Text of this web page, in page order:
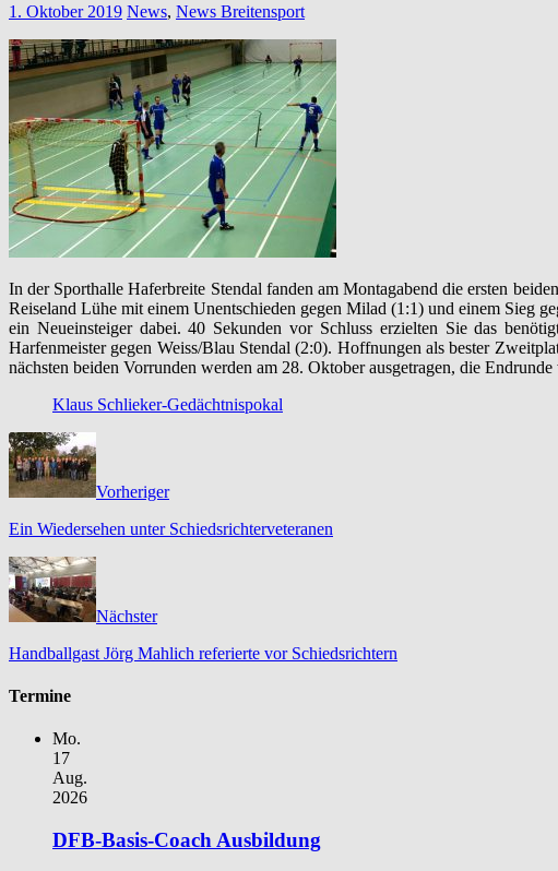
1. Oktober 2019 News, News Breitensport
In der Sporthalle Haferbreite Stendal fanden am Montagabend die ersten
Reiseland Lühe mit einem Unentschieden gegen Milad (1:1) und einem Sieg
ein Neueinsteiger dabei. 40 Sekunden vor Schluss erzielten Sie das
Harfenmeister gegen Weiss/Blau Stendal (2:0). Hoffnungen als bester
nächsten beiden Vorrunden werden am 28. Oktober ausgetragen, die
Klaus Schlieker-Gedächtnispokal
Vorheriger
Ein Wiedersehen unter Schiedsrichterveteranen
Nächster
Handballgast Jörg Mahlich referierte vor Schiedsrichtern
Termine
Mo.
17
Aug.
2026
DFB-Basis-Coach Ausbildung